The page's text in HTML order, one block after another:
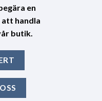
en
handla
butik.